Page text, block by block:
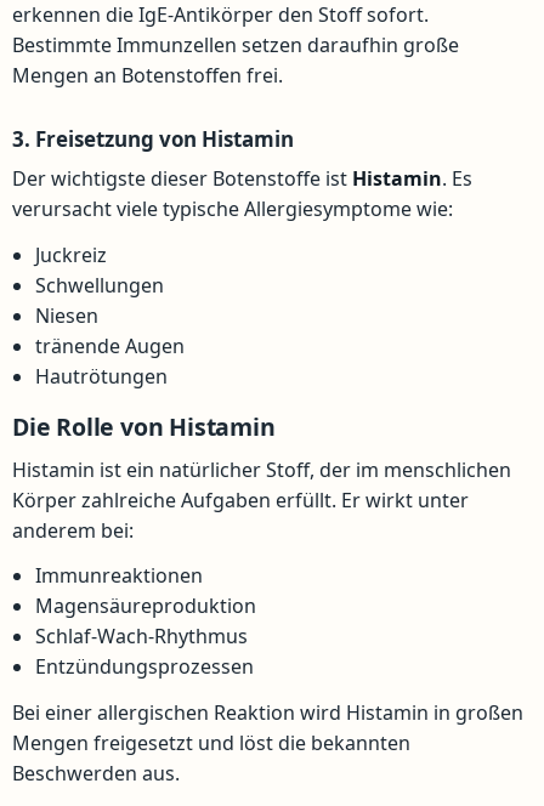
erkennen die IgE-Antikörper den Stoff sofort.
Bestimmte Immunzellen setzen daraufhin große
Mengen an Botenstoffen frei.
3. Freisetzung von Histamin
Der wichtigste dieser Botenstoffe ist Histamin. Es
verursacht viele typische Allergiesymptome wie:
Juckreiz
Schwellungen
Niesen
tränende Augen
Hautrötungen
Die Rolle von Histamin
Histamin ist ein natürlicher Stoff, der im menschlichen
Körper zahlreiche Aufgaben erfüllt. Er wirkt unter
anderem bei:
Immunreaktionen
Magensäureproduktion
Schlaf-Wach-Rhythmus
Entzündungsprozessen
Bei einer allergischen Reaktion wird Histamin in großen
Mengen freigesetzt und löst die bekannten
Beschwerden aus.